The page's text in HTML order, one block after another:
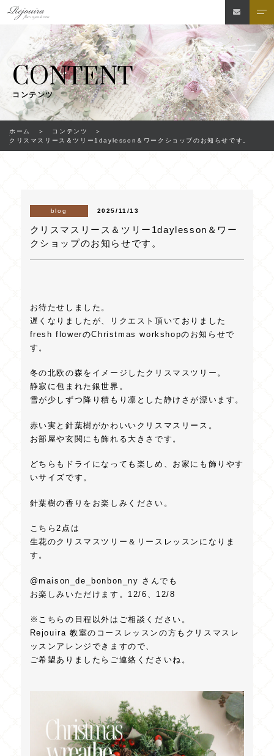
CONTENT
コンテンツ
ホーム
コンテンツ
クリスマスリース＆ツリー1daylesson＆ワークショップのお知らせです。
blog 2025/11/13
クリスマスリース＆ツリー1daylesson＆ワー
クショップのお知らせです。
お待たせしました。
遅くなりましたが、リクエスト頂いておりました
fresh flowerのChristmas workshopのお知らせで
す。
冬の北欧の森をイメージしたクリスマスツリー。
静寂に包まれた銀世界。
雪が少しずつ降り積もり凛とした静けさが漂います。
赤い実と針葉樹がかわいいクリスマスリース。
お部屋や玄関にも飾れる大きさです。
どちらもドライになっても楽しめ、お家にも飾りやす
いサイズです。
針葉樹の香りをお楽しみください。
こちら2点は
生花のクリスマスツリー＆リースレッスンになりま
す。
@maison_de_bonbon_ny さんでも
お楽しみいただけます。12/6、12/8
※こちらの日程以外はご相談ください。
Rejouira 教室のコースレッスンの方もクリスマスレ
ッスンアレンジできますので、
ご希望ありましたらご連絡くださいね。